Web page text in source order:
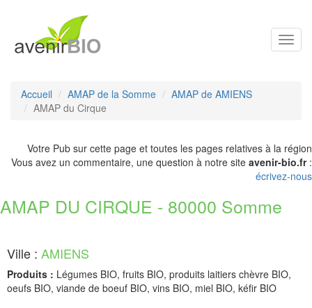
Accueil AMAP de la Somme
AMAP de AMIENS
AMAP du Cirque
Votre Pub sur cette page et toutes les pages relatives à la région
Vous avez un commentaire, une question à notre site avenir-bio.fr:
écrivez-nous
AMAP DU CIRQUE - 80000 Somme
Ville : AMIENS
Produits : Légumes BIO, fruits BIO, produits laitiers chèvre BIO,
oeufs BIO, viande de boeuf BIO, vins BIO, miel BIO, kéfir BIO